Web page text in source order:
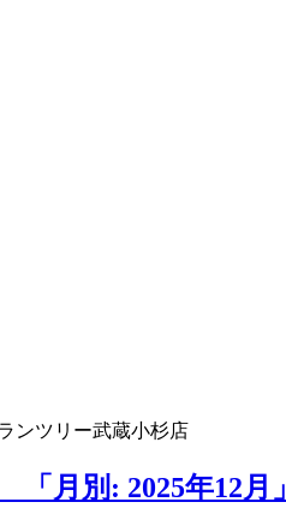
ンツリー武蔵小杉店
月別: 2025年12月」